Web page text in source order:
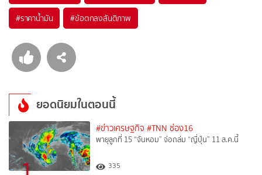
#ราคาน้ำมัน #ข้อตกลงสันติภาพ
ยอดนิยมในตอนนี้
#ข่าวเศรษฐกิจ #TNN ช่อง16
พายุลูกที่ 15 “จันหอม” จ่อถล่ม “ญี่ปุ่น” 11 ส.ค.นี้
335